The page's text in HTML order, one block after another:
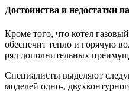
Достоинства и недостатки
Кроме того, что котел
обеспечит тепло и горячую
ряд дополнительных
Специалисты выделяют
моделей одно-,